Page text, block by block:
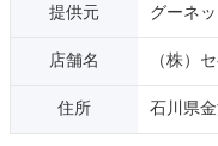
提供元 グーネッ
店舗名 （株）
住所 石川県